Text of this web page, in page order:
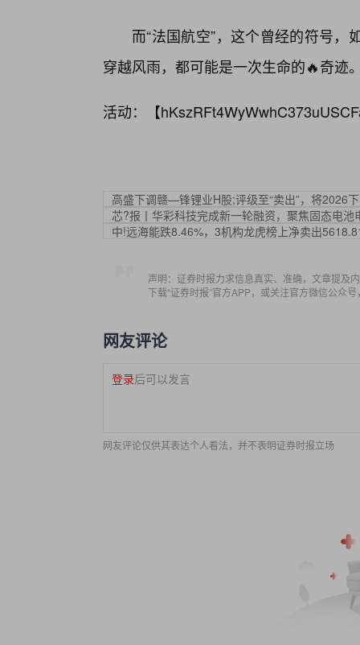
而“法国航空”，这个曾经的符号
穿越风雨，都可能是一次生命的🔥奇迹
活动：【
高盛下调赣—锋锂业H股;评级至“卖出”，将2026
芯?报丨华彩科技完成新一轮融资，聚焦固态电池
中!远海能跌8.46%，3机构龙虎榜上净卖出
声明：证券时报力求信息真实、准确，文章提及
下载“证券时报”官方APP，或关注官方微信公众
网友评论
登录后可以发言
网友评论仅供其表达个人看法，并不表明证券时报立场